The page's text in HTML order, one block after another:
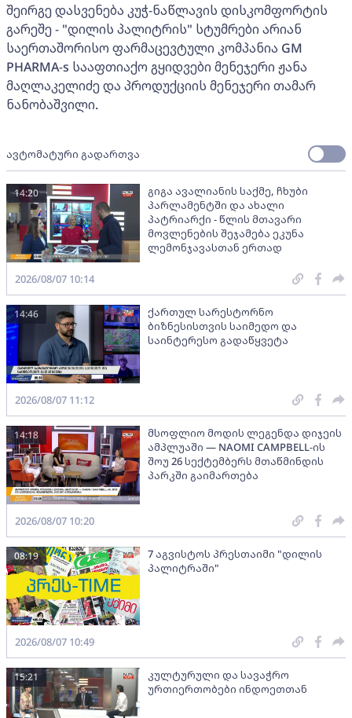
შეირგე დასვენება კუჭ-ნაწლავის დისკომფორტის
გარეშე - "დილის პალიტრის" სტუმრები არიან
საერთაშორისო ფარმაცევტული კომპანია GM
PHARMA-s სააფთიაქო გყიდვები მენეჯერი ჟანა
მაღლაკელიძე და პროდუქციის მენეჯერი თამარ
ნანობაშვილი.
ავტომატური გადართვა
გიგა ავალიანის საქმე, ჩხუბი
პარლამენტში და ახალი
პატრიარქი - წლის მთავარი
მოვლენების შეჯამება ეკუნა
ლემონჯავასთან ერთად
14:20
2026/08/07 10:14
ქართულ სარესტორნო
ბიზნესისთვის საიმედო და
საინტერესო გადაწყვეტა
14:46
2026/08/07 11:12
მსოფლიო მოდის ლეგენდა დიჯეის
ამპლუაში — NAOMI CAMPBELL-ის
შოუ 26 სექტემბერს მთაწმინდის
პარკში გაიმართება
14:18
2026/08/07 10:20
7 აგვისტოს პრესთაიმი "დილის
პალიტრაში"
08:19
2026/08/07 10:49
კულტურული და სავაჭრო
ურთიერთობები ინდოეთთან
15:21